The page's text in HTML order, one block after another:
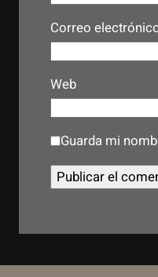
Correo
Web
Guarda mi